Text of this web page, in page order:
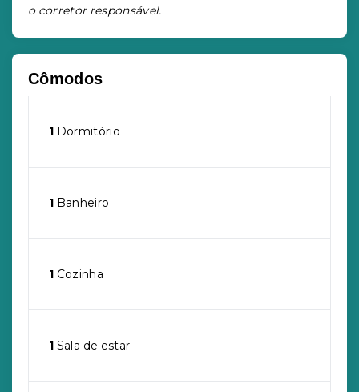
o corretor responsável.
Cômodos
1 Dormitório
1 Banheiro
1 Cozinha
1 Sala de estar